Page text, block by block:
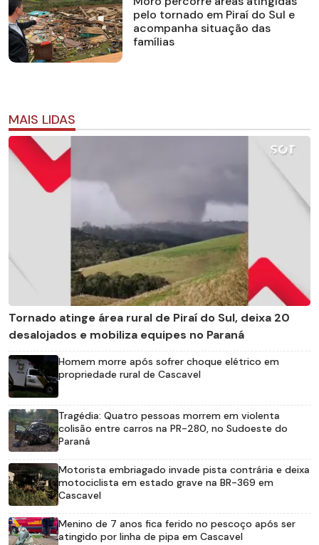
pelo tornado em Piraí do Sul e
acompanha situação das
famílias
MAIS LIDAS
Tornado atinge área rural de Piraí do Sul, deixa 20
desalojados e mobiliza equipes no Paraná
Homem morre após sofrer choque elétrico em
propriedade rural de Cascavel
Tragédia: Quatro pessoas morrem em violenta
colisão entre carros na PR-280, no Sudoeste do
Paraná
Motorista embriagado invade pista contrária e deixa
motociclista em estado grave na BR-369 em
Cascavel
Menino de 7 anos fica ferido no pescoço após ser
atingido por linha de pipa em Cascavel